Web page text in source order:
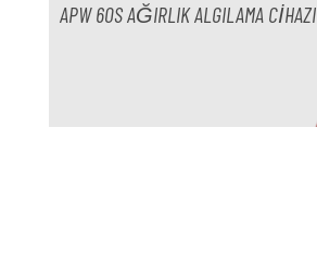
APW 60S AĞIRLIK ALGILAMA CIHAZI